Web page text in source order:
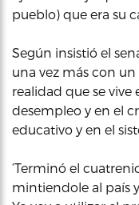
pueblo) que era su
Según insistió el
una vez más con
realidad que se vive
desempleo y en el
educativo y en el
‘Terminó el
mintiendole al país